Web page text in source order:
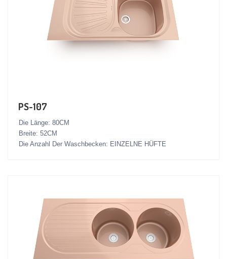
PS-107
Die Länge: 80CM
Breite: 52CM
Die Anzahl Der Waschbecken: EINZELNE HÜFTE